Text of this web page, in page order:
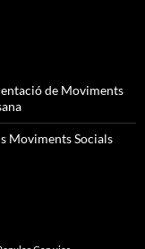
de Moviments
Moviments Socials